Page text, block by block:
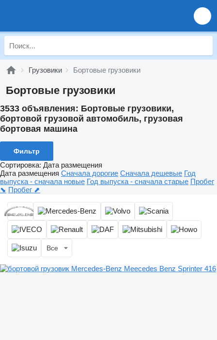
Грузовики Бортовые грузовики
Бортовые грузовики
3533 объявления: Бортовые грузовики,
бортовой грузовой автомобиль, грузовая
бортовая машина
Фильтр
Сортировка: Дата размещения
Дата размещения Сначала дорогие Сначала дешевые Год
выпуска - сначала новые Год выпуска - сначала старые Пробег
⬊ Пробег ⬈
Все